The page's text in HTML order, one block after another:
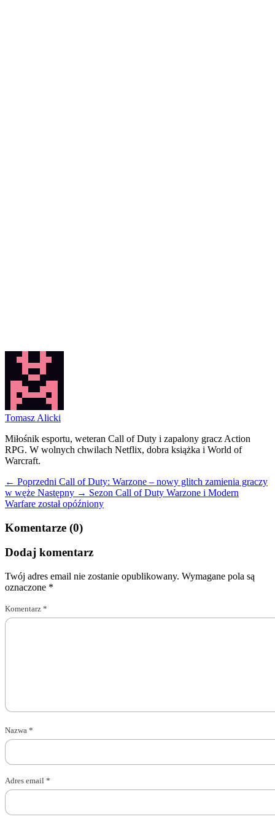
Tomasz Alicki
Miłośnik esportu, weteran Call of Duty i zapalony gracz Action
RPG. W wolnych chwilach Netflix, dobra książka i World of
Warcraft.
← Poprzedni Call of Duty: Warzone – nowy glitch zamienia graczy
w węże Następny → Sezon Call of Duty Warzone i Modern
Warfare został opóźniony
Komentarze (0)
Dodaj komentarz
Twój adres email nie zostanie opublikowany. Wymagane pola są
oznaczone *
Komentarz *
Nazwa *
Adres email *